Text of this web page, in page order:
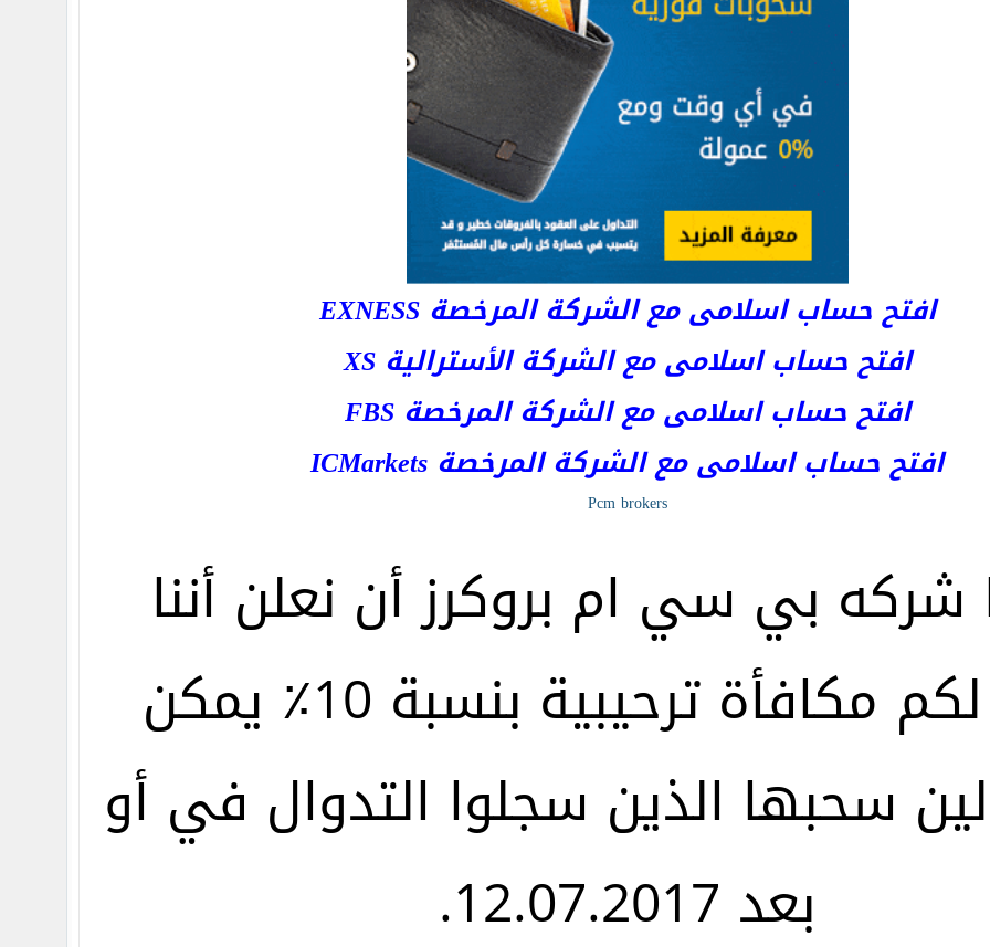
افتح حساب اسلامى مع الشركة المرخصة EXNESS
افتح حساب اسلامى مع الشركة الأسترالية XS
افتح حساب اسلامى مع الشركة المرخصة FBS
افتح حساب اسلامى مع الشركة المرخصة ICMarkets
Pcm brokers
شركه بي سي ام بروكرز أن نعلن أننا
نقدم لكم مكافأة ترحيبية بنسبة 10٪ يمكن
سحبها الذين سجلوا التدوال في أو
بعد 12.07.2017.